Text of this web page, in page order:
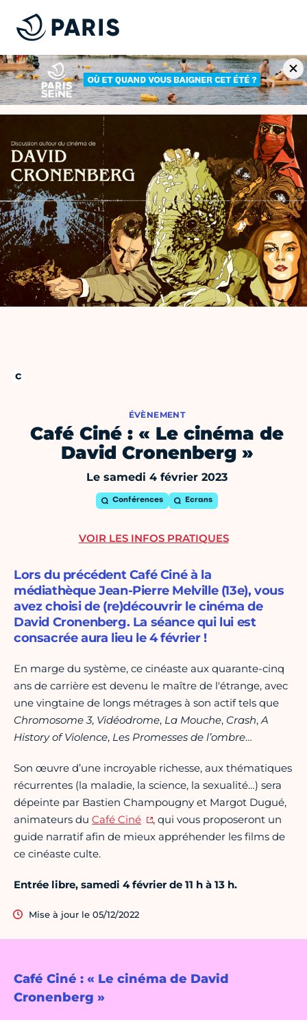
ÉVÈNEMENT
Café Ciné : « Le cinéma de
David Cronenberg »
Le samedi 4 février 2023
Conférences Ecrans
Café Ciné : « Le cinéma de David
Cronenberg »
Lors du précédent Café Ciné à la
médiathèque Jean-Pierre Melville (13e), vous
avez choisi de (re)découvrir le cinéma de
David Cronenberg. La séance qui lui est
consacrée aura lieu le 4 février !
En marge du système, ce cinéaste aux quarante-cinq
ans de carrière est devenu le maître de l'étrange, avec
une vingtaine de longs métrages à son actif tels que
Chromosome 3, Vidéodrome, La Mouche, Crash,A
History of Violence, Les Promesses de l’ombre…
Son œuvre d’une incroyable richesse, aux thématiques
récurrentes (la maladie, la science, la sexualité…) sera
dépeinte par Bastien Champougny et Margot Dugué,
animateurs du Café Ciné
, qui vous proposeront un
guide narratif afin de mieux appréhender les films de
ce cinéaste culte.
Entrée libre, samedi 4 février de 11 h à 13 h.
Mise à jour le 05/12/2022
VOIR LES INFOS PRATIQUES